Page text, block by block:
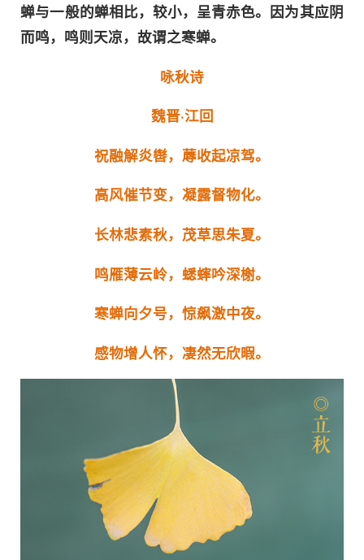
蝉与一般的蝉相比，较小，呈青赤色。因为其应阴
而鸣，鸣则天凉，故谓之寒蝉。
咏秋诗
魏晋·江回
祝融解炎辔，蓐收起凉驾。
高风催节变，凝露督物化。
长林悲素秋，茂草思朱夏。
鸣雁薄云岭，蟋蟀吟深榭。
寒蝉向夕号，惊飙激中夜。
感物增人怀，凄然无欣暇。